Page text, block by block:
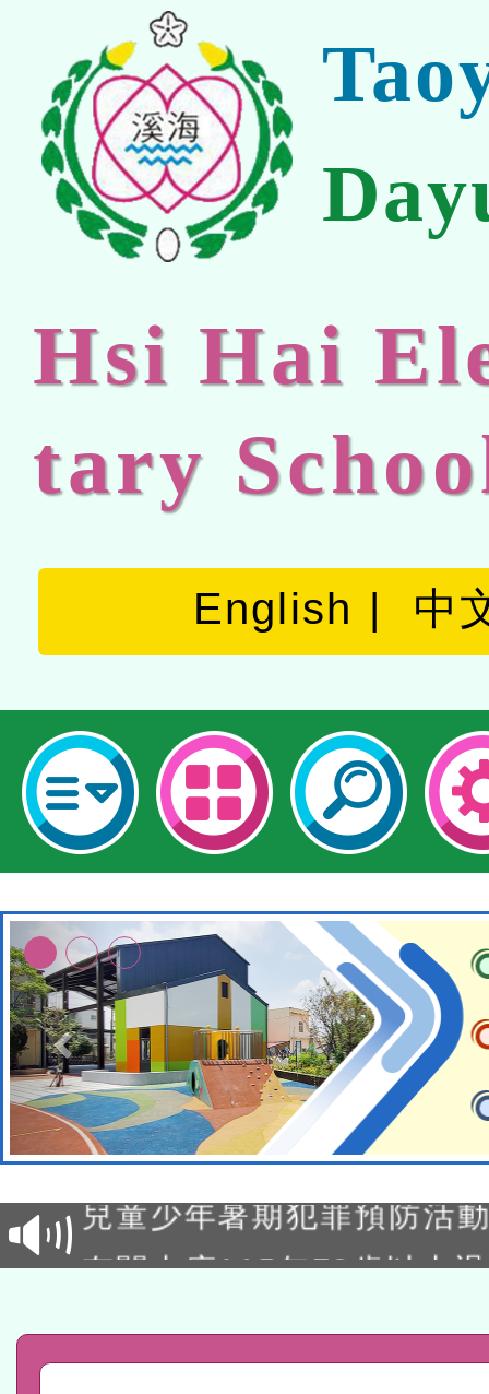
Hsi Hai
tary
English 中
有關原住民族委員會115
原住民族歲時祭儀放假日
兒童少年暑期犯罪預防活
有關本府115年70歲以上
休同仁踴躍參加一案。
結果公告(無人報名，續辦
適應運動共學行動站研習